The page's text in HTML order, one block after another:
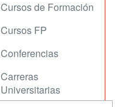
Cursos de Formación
Cursos FP
Conferencias
Carreras
Universitarias